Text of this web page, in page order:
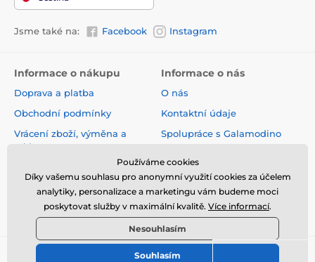
Jsme také na: Facebook Instagram
Informace o nákupu
Doprava a platba
Obchodní podmínky
Vrácení zboží, výměna a
reklamace
Online vrácení a reklamace
Sledování zásilky
Nejčastější dotazy
Informace o nás
O nás
Kontaktní údaje
Spolupráce s Galamodino
údajů
© 2026 www.galamodino.cz ⦁ E-shop vytvořila
Používáme cookies
Díky vašemu souhlasu pro anonymní využití cookies za účelem
analytiky, personalizace a marketingu vám budeme moci
poskytovat služby v maximální kvalitě. Více informací.
Nesouhlasím
Souhlasím